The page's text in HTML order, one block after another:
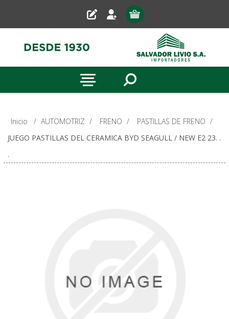
Inicio / AUTOMOTRIZ / FRENO / PASTILLAS DE FRENO /
JUEGO PASTILLAS DEL CERAMICA BYD SEAGULL / NEW E2 23. .
.